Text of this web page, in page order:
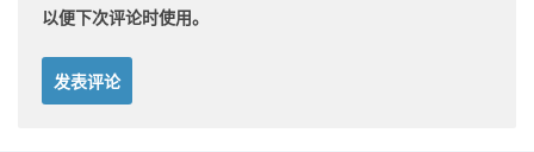
以便下次评论时使用。